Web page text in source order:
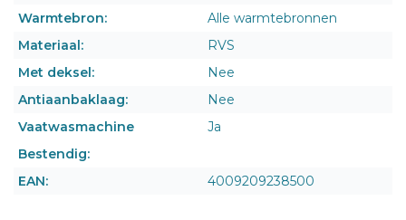
Warmtebron:
Alle warmtebronnen
Materiaal:
RVS
Met deksel:
Nee
Antiaanbaklaag:
Nee
Vaatwasmachine
Bestendig:
Ja
EAN: 4009209238500